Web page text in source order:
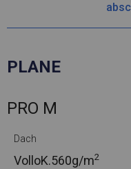
PLANE
PRO M
Dach
VolloK.560g/m2